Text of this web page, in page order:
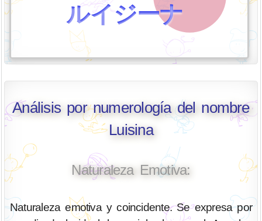
ルイジーナ
Análisis por numerología del nombre
Luisina
Naturaleza Emotiva:
Naturaleza emotiva y coincidente. Se expresa por